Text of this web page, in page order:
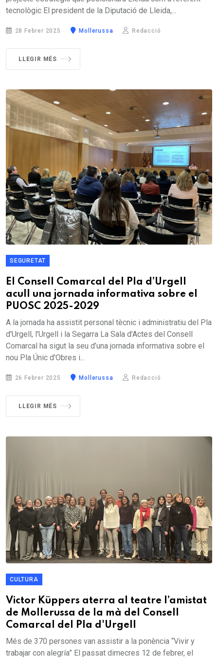
tecnològic El president de la Diputació de Lleida,...
28 Febrer 2025 Mollerussa Redacció
LLEGIR MÉS
SEGURETAT
El Consell Comarcal del Pla d’Urgell
acull una jornada informativa sobre el
PUOSC 2025-2029
A la jornada ha assistit personal tècnic i administratiu del Pla
d'Urgell, l’Urgell i la Segarra La Sala d’Actes del Consell
Comarcal ha sigut la seu d’una jornada informativa sobre el
nou Pla Únic d'Obres i...
26 Febrer 2025 Mollerussa Redacció
LLEGIR MÉS
CULTURA
Victor Küppers aterra al teatre l’amistat
de Mollerussa de la mà del Consell
Comarcal del Pla d'Urgell
Més de 370 persones van assistir a la ponència “Vivir y
trabajar con alegría” El passat dimecres 12 de febrer, el